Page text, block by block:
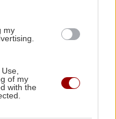
my
of my
with the
στρατηγικής, κάτι
σε
βιομηχανία
αντιμετωπίζεται όχι
αλλά ως κρίσιμος